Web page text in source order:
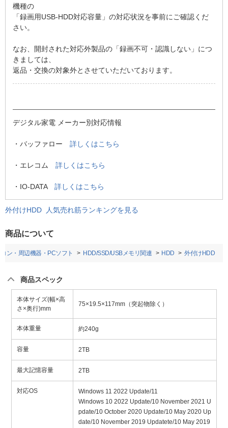
機種の
「録画用USB-HDD対応容量」の対応状況を事前にご確認くだ
さい。
なお、開封された対応外製品の「録画不可・認識しない」につ
きましては、
返品・交換の対象外とさせていただいております。
デジタル家電 メーカー別対応情報
・バッファロー 詳しくはこちら
・エレコム 詳しくはこちら
・IO-DATA 詳しくはこちら
外付けHDD 人気売れ筋ランキングを見る
商品について
ン・周辺機器・PCソフト HDD/SSD/USBメモリ関連 HDD 外付けHDD
商品スペック
本体サイズ(幅×高
さ×奥行)mm
75×19.5×117mm（突起物除く）
本体重量 約240g
容量 2TB
最大記憶容量 2TB
対応OS
Windows 11 2022 Update/11
Windows 10 2022 Update/10 November 2021 U
pdate/10 October 2020 Update/10 May 2020 Up
date/10 November 2019 Updatete/10 May 2019